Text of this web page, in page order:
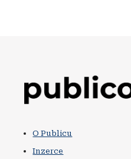
O Publicu
Inzerce